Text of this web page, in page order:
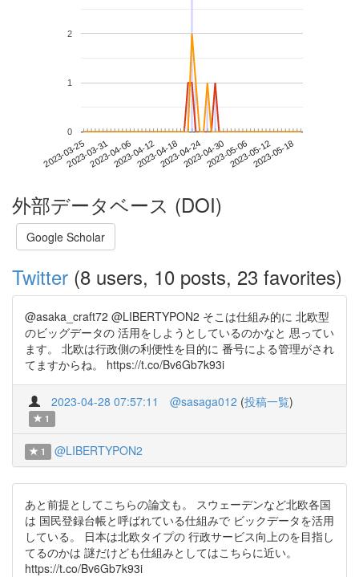
2023-03-252023-03-312023-04-062023-04-122023-04-182023-04-242023-04-302023-05-062023-05-122023-05-18
0
1
2
外部データベース (DOI)
Google Scholar
Twitter (8 users, 10 posts, 23 favorites)
@asaka_craft72 @LIBERTYPON2 そこは仕組み的に 北欧型
のビッグデータの 活用をしようとしているのかなと 思ってい
ます。 北欧は行政側の利便性を目的に 番号による管理がされ
てますからね。 https://t.co/Bv6Gb7k93i
2023-04-28 07:57:11 @sasaga012 (投稿一覧)
1
1 @LIBERTYPON2
あと前提としてこちらの論文も。 スウェーデンなど北欧各国
は 国民登録台帳と呼ばれている仕組みで ビックデータを活用
している。 日本は北欧タイプの 行政サービス向上のを目指し
てるのかは 謎だけども仕組みとしてはこちらに近い。
https://t.co/Bv6Gb7k93i